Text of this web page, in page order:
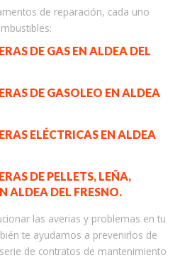
de reparación, cada uno
DE GAS EN ALDEA DEL
DE GASOLEO EN ALDEA
ELÉCTRICAS EN ALDEA
DE PELLETS, LEÑA,
ALDEA DEL FRESNO.
las averias y problemas en tu
te ayudamos a prevenirlos de
de contratos de mantenimiento